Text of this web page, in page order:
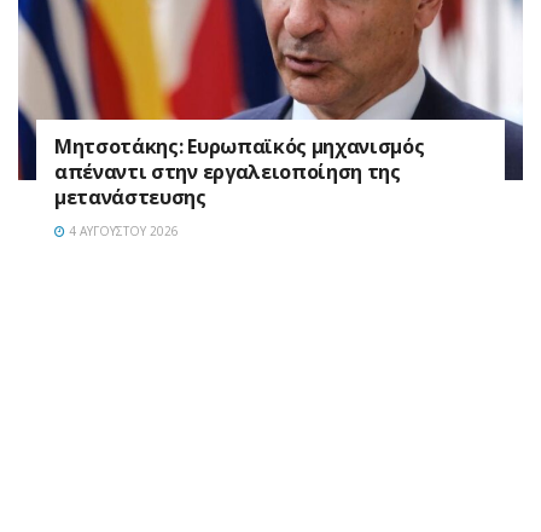
Μητσοτάκης: Ευρωπαϊκός μηχανισμός
απέναντι στην εργαλειοποίηση της
μετανάστευσης
4 ΑΥΓΟΎΣΤΟΥ 2026